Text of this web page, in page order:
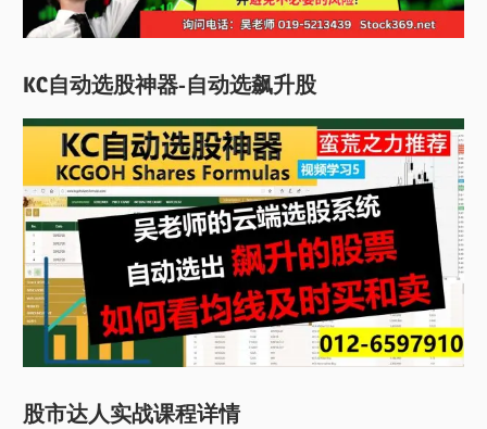
KC自动选股神器-自动选飙升股
股市达人实战课程详情